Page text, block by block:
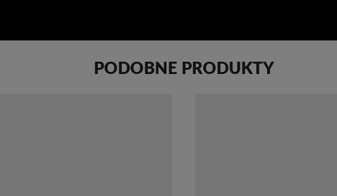
PODOBNE PRODUKTY